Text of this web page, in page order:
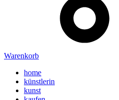
Warenkorb
home
künstlerin
kunst